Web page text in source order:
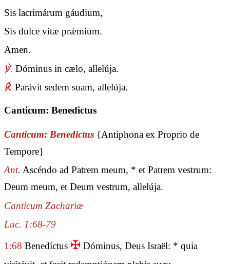
Sis lacrimárum gáudium,
Sis dulce vitæ prǽmium.
Amen.
℣. Dóminus in cælo, allelúja.
℟. Parávit sedem suam, allelúja.
Canticum: Benedictus
Canticum: Benedictus {Antiphona ex Proprio de
Tempore}
Ant. Ascéndo ad Patrem meum, * et Patrem vestrum:
Deum meum, et Deum vestrum, allelúja.
Canticum Zachariæ
Luc. 1:68-79
1:68 Benedíctus ✠ Dóminus, Deus Israël: * quia